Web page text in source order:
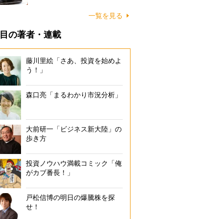
一覧を見る
の著者・連載
藤川里絵「さあ、投資を始めよ
う！」
森口亮「まるわかり市況分析」
大前研一「ビジネス新大陸」の
歩き方
投資ノウハウ満載コミック「俺
がカブ番長！」
戸松信博の明日の爆騰株を探
せ！